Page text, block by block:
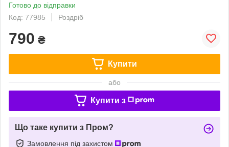
Готово до відправки
Код: 77985
Роздріб
790 ₴
Купити
або
Купити з
Що таке купити з Пром?
Замовлення під захистом